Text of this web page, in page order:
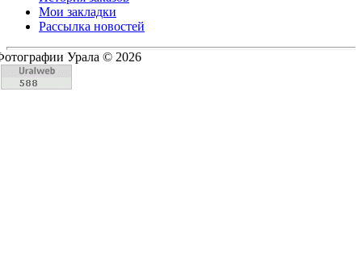
Мои закладки
Рассылка новостей
Урала © 2026